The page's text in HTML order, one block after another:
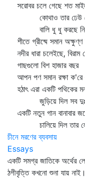
সরোবর চলে গেছে শত
কোথাও তার ঢেউ
বালি ধু ধু করছে
শীতে গ্রীষ্মে সমান
নদীর ধারা চলেইছে, বিরাম
গাছগুলো বিশ হাজার বছর
আপন পণ সমান রক্ষা
হঠাৎ এরা একটি পথিকের
জুড়িয়ে দিল সব
একটি নতুন গান বানাবার
চালিয়ে দিল তার
চীনে মরণের ব্যবসায়
Essays
একটি সমগ্র জাতিকে অর্থের
ঠগীবৃত্তি কখনো শুনা যায়